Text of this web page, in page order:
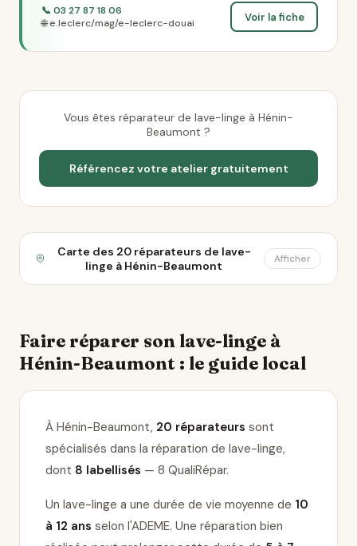
📞 03 27 87 18 06
🌐 e.leclerc/mag/e-leclerc-douai
Voir la fiche
Vous êtes réparateur de lave-linge à Hénin-
Beaumont ?
Référencez votre atelier gratuitement
Carte des 20 réparateurs de lave-
linge à Hénin-Beaumont
Afficher
Faire réparer son lave-linge à
Hénin-Beaumont : le guide local
À Hénin-Beaumont, 20 réparateurs sont
spécialisés dans la réparation de lave-linge,
dont 8 labellisés — 8 QualiRépar.
Un lave-linge a une durée de vie moyenne de 10
à 12 ans selon l'ADEME. Une réparation bien